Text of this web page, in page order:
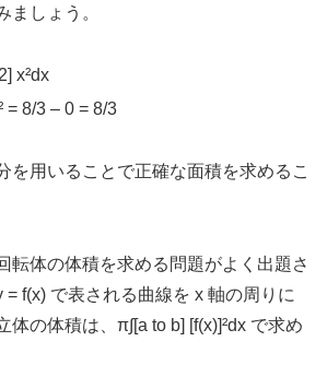
ましょう。
x²dx
= 8/3 – 0 = 8/3
を用いることで正確な面積を求めるこ
転体の体積を求める問題がよく出題さ
= f(x) で表される曲線を x 軸の周りに
体の体積は、π∫[a to b] [f(x)]²dx で求め